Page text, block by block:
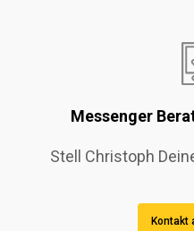
Messenger
Stell Christoph
Kontakt